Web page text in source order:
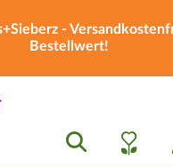
-
Bestellwert!